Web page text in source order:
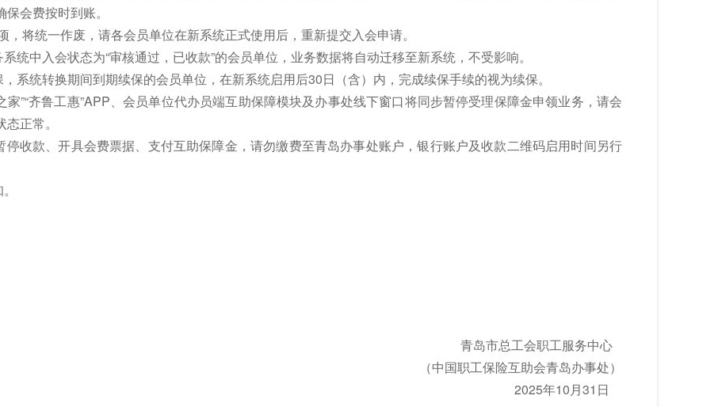
会费按时到账。
将统一作废，请各会员单位在新系统正式使用后，重新提交入会申请。
中入会状态为“审核通过，已收款”的会员单位，业务数据将自动迁移至新系统，不受影响。
统转换期间到期续保的会员单位，在新系统启用后30日（含）内，完成续保手续的视为续保。
”“齐鲁工惠”APP、会员单位代办员端互助保障模块及办事处线下窗口将同步暂停受理保障金申领业务，请会
正常。
款、开具会费票据、支付互助保障金，请勿缴费至青岛办事处账户，银行账户及收款二维码启用时间另行
青岛市总工会职工服务中心
（中国职工保险互助会青岛办事处）
2025年10月31日